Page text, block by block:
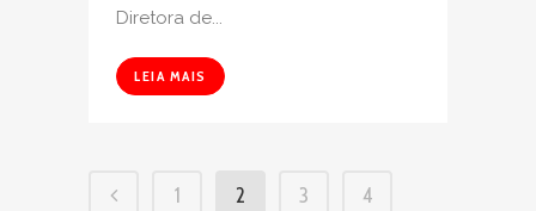
Diretora de...
LEIA MAIS
1 2 3
4